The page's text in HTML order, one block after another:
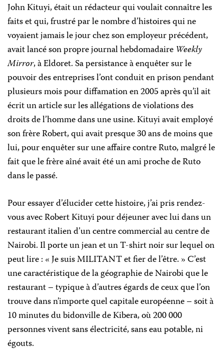
John Kituyi, était un rédacteur qui voulait connaître les
faits et qui, frustré par le nombre d’histoires qui ne
voyaient jamais le jour chez son employeur précédent,
avait lancé son propre journal hebdomadaire Weekly
Mirror, à Eldoret. Sa persistance à enquêter sur le
pouvoir des entreprises l’ont conduit en prison pendant
plusieurs mois pour diffamation en 2005 après qu’il ait
écrit un article sur les allégations de violations des
droits de l’homme dans une usine. Kituyi avait employé
son frère Robert, qui avait presque 30 ans de moins que
lui, pour enquêter sur une affaire contre Ruto, malgré le
fait que le frère aîné avait été un ami proche de Ruto
dans le passé.
Pour essayer d’élucider cette histoire, j’ai pris rendez-
vous avec Robert Kituyi pour déjeuner avec lui dans un
restaurant italien d’un centre commercial au centre de
Nairobi. Il porte un jean et un T-shirt noir sur lequel on
peut lire : « Je suis MILITANT et fier de l’être. » C’est
une caractéristique de la géographie de Nairobi que le
restaurant – typique à d’autres égards de ceux que l’on
trouve dans n’importe quel capitale européenne – soit à
10 minutes du bidonville de Kibera, où 200 000
personnes vivent sans électricité, sans eau potable, ni
égouts.